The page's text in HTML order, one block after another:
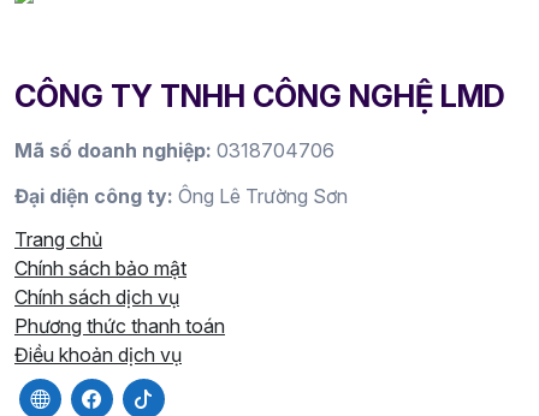
CÔNG TY TNHH CÔNG NGHỆ LMD
Mã số doanh nghiệp: 0318704706
Đại diện công ty: Ông Lê Trường Sơn
Trang chủ
Chính sách bảo mật
Chính sách dịch vụ
Phương thức thanh toán
Điều khoản dịch vụ